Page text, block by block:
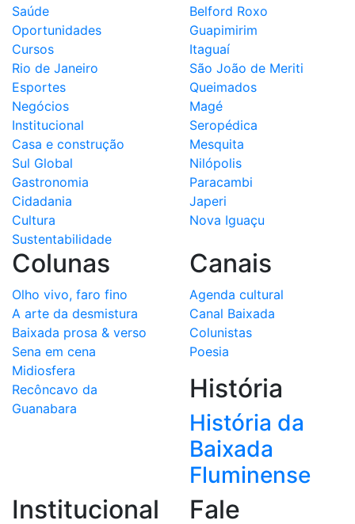
Saúde
Oportunidades
Cursos
Rio de Janeiro
Esportes
Negócios
Institucional
Casa e construção
Sul Global
Gastronomia
Cidadania
Cultura
Sustentabilidade
Belford Roxo
Guapimirim
Itaguaí
São João de Meriti
Queimados
Magé
Seropédica
Mesquita
Nilópolis
Paracambi
Japeri
Nova Iguaçu
Colunas
Olho vivo, faro fino
A arte da desmistura
Baixada prosa & verso
Sena em cena
Midiosfera
Recôncavo da
Guanabara
Canais
Agenda cultural
Canal Baixada
Colunistas
Poesia
História
História da
Baixada
Fluminense
Institucional
Fale